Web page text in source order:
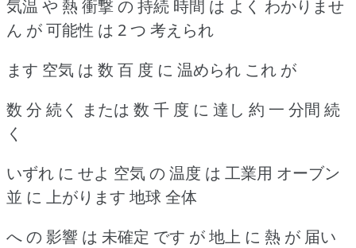
気温 や 熱 衝撃 の 持続 時間 は よく わかりませ
ん が 可能性 は 2 つ 考えられ
ます 空気 は 数 百 度 に 温められ これ が
数 分 続く または 数 千 度 に 達し 約 一 分間 続
く
いずれ に せよ 空気 の 温度 は 工業用 オーブン
並 に 上がります 地球 全体
へ の 影響 は 未確定 です が 地上 に 熱 が 届い